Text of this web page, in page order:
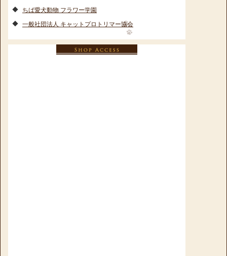
ちば愛犬動物 フラワー学園
一般社団法人 キャットプロトリマー協会